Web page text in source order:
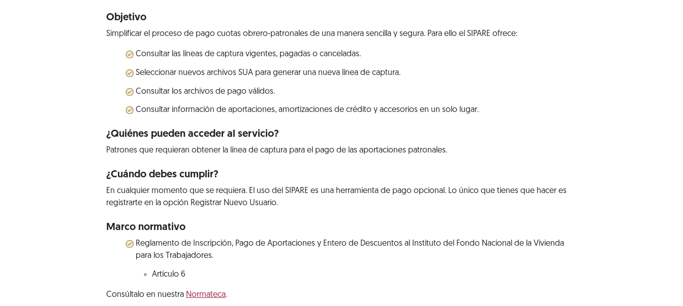
Objetivo
Simplificar el proceso de pago cuotas obrero-patronales de una manera sencilla y segura. Para ello el SIPARE ofrece:
Consultar las líneas de captura vigentes, pagadas o canceladas.
Seleccionar nuevos archivos SUA para generar una nueva línea de captura.
Consultar los archivos de pago válidos.
Consultar información de aportaciones, amortizaciones de crédito y accesorios en un solo lugar.
¿Quiénes pueden acceder al servicio?
Patrones que requieran obtener la línea de captura para el pago de las aportaciones patronales.
¿Cuándo debes cumplir?
En cualquier momento que se requiera. El uso del SIPARE es una herramienta de pago opcional. Lo único que tienes que hacer es
registrarte en la opción Registrar Nuevo Usuario.
Marco normativo
Reglamento de Inscripción, Pago de Aportaciones y Entero de Descuentos al Instituto del Fondo Nacional de la Vivienda
para los Trabajadores.
Artículo 6
Consúltalo en nuestra Normateca.